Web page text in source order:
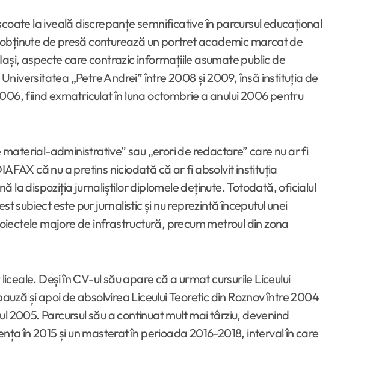
la iveală discrepanțe semnificative în parcursul educațional
de presă conturează un portret academic marcat de
aspecte care contrazic informațiile asumate public de
„Petre Andrei” între 2008 și 2009, însă instituția de
fiind exmatriculat în luna octombrie a anului 2006 pentru
administrative” sau „erori de redactare” care nu ar fi
că nu a pretins niciodată că ar fi absolvit instituția
la dispoziția jurnaliștilor diplomele deținute. Totodată, oficialul
subiect este pur jurnalistic și nu reprezintă începutul unei
majore de infrastructură, precum metroul din zona
Deși în CV-ul său apare că a urmat cursurile Liceului
și apoi de absolvirea Liceului Teoretic din Roznov între 2004
Parcursul său a continuat mult mai târziu, devenind
în 2015 și un masterat în perioada 2016-2018, interval în care